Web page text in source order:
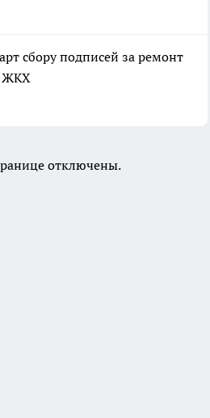
сбору подписей за ремонт
ЖКХ
отключены.